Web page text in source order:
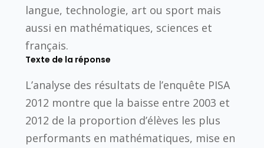
langue, technologie, art ou sport mais
aussi en mathématiques, sciences et
français.
Texte de la réponse
L’analyse des résultats de l’enquête PISA
2012 montre que la baisse entre 2003 et
2012 de la proportion d’élèves les plus
performants en mathématiques, mise en